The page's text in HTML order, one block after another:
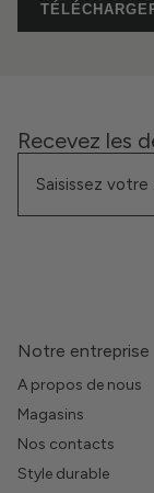
Recevez les
Notre entreprise
A propos de nous
Magasins
Nos contacts
Style durable